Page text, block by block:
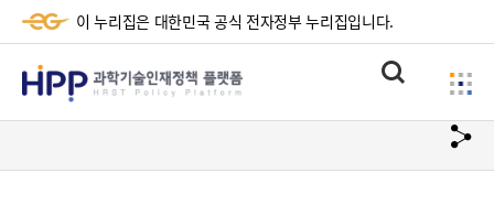
이 누리집은 대한민국 공식 전자정부 누리집입니다.
HPP
과
통
합
색
사
이
메
url
복